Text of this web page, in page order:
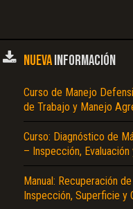
NUEVAINFORMACIÓN
Curso de Manejo
de Trabajo y Manejo
Curso: Diagnóstico de
– Inspección, Evaluación
Manual: Recuperación
Inspección, Superficie y